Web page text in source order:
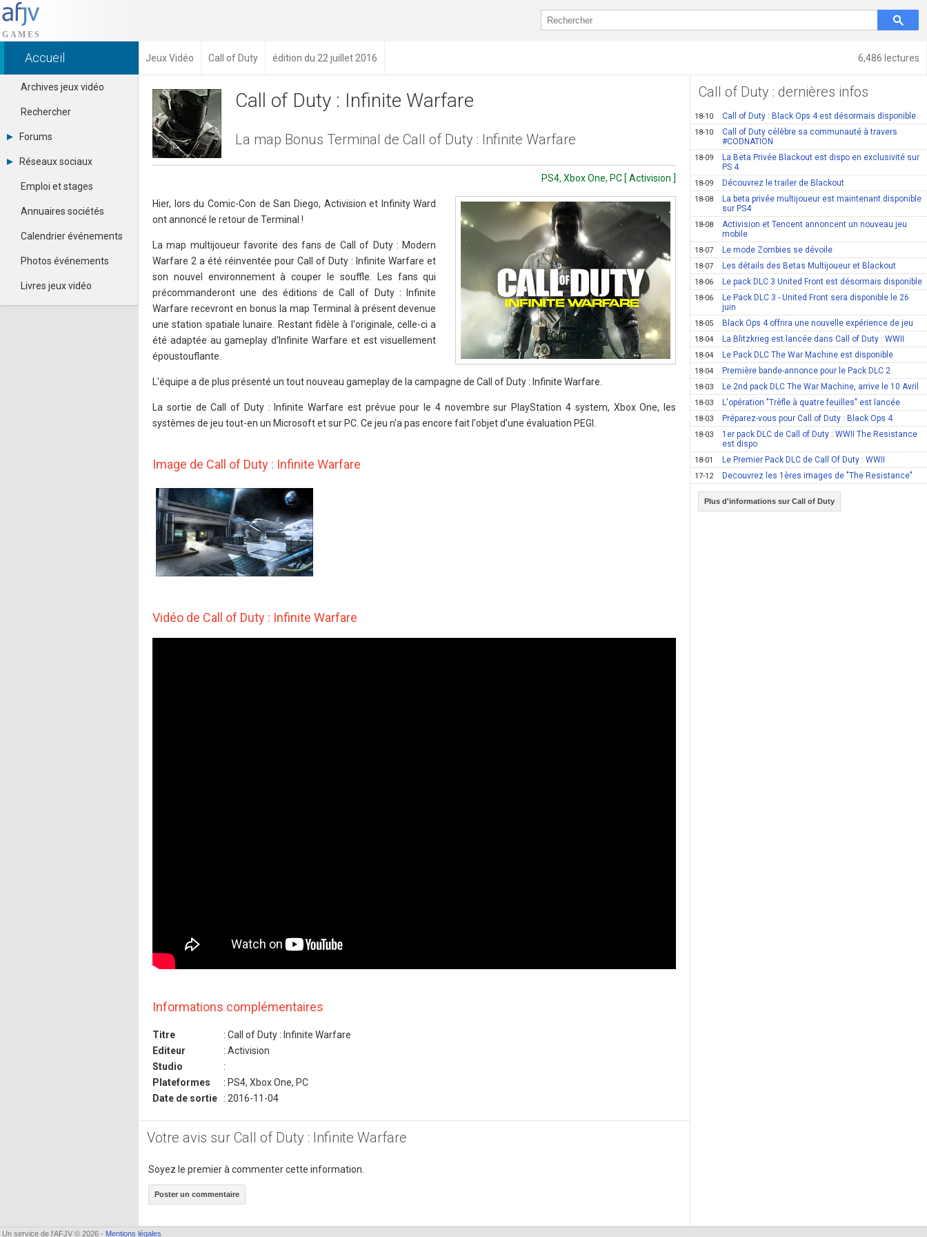
6,486 lectures
Accueil Jeux Vidéo Call of Duty édition du 22 juillet 2016
Archives jeux vidéo
Rechercher
Forums
Tous les forums
Se connecter
Contacter un modérateur
Réseaux sociaux
Dailymotion
Facebook
Google+
Pinterest
Youtube
Emploi et stages
Annuaires sociétés
Calendrier événements
Photos événements
Livres jeux vidéo
Call of Duty : Infinite Warfare
La map Bonus Terminal de Call of Duty : Infinite Warfare
PS4, Xbox One, PC [ Activision ]
Hier, lors du Comic-Con de San Diego, Activision et Infinity Ward
ont annoncé le retour de Terminal !
La map multijoueur favorite des fans de Call of Duty : Modern
Warfare 2 a été réinventée pour Call of Duty : Infinite Warfare et
son nouvel environnement à couper le souffle. Les fans qui
précommanderont une des éditions de Call of Duty : Infinite
Warfare recevront en bonus la map Terminal à présent devenue
une station spatiale lunaire. Restant fidèle à l'originale, celle-ci a
été adaptée au gameplay d'Infinite Warfare et est visuellement
époustouflante.
L'équipe a de plus présenté un tout nouveau gameplay de la campagne de Call of Duty : Infinite Warfare.
La sortie de Call of Duty : Infinite Warfare est prévue pour le 4 novembre sur PlayStation 4 system, Xbox One, les
systèmes de jeu tout-en un Microsoft et sur PC. Ce jeu n'a pas encore fait l'objet d'une évaluation PEGI.
Image de Call of Duty : Infinite Warfare
Vidéo de Call of Duty : Infinite Warfare
Informations complémentaires
Titre
: Call of Duty : Infinite Warfare
Editeur
: Activision
Studio
:
Plateformes
: PS4, Xbox One, PC
Date de sortie
: 2016-11-04
Votre avis sur Call of Duty : Infinite Warfare
Soyez le premier à commenter cette information.
Poster un commentaire
Call of Duty : dernières infos
18-10 Call of Duty : Black Ops 4 est désormais disponible
18-10
Call of Duty célèbre sa communauté à travers
#CODNATION
18-09
La Beta Privée Blackout est dispo en exclusivité sur
PS 4
18-09 Découvrez le trailer de Blackout
18-08
La beta privée multijoueur est maintenant disponible
sur PS4
18-08
Activision et Tencent annoncent un nouveau jeu
mobile
18-07 Le mode Zombies se dévoile
18-07 Les détails des Betas Multijoueur et Blackout
18-06 Le pack DLC 3 United Front est désormais disponible
18-06
Le Pack DLC 3 - United Front sera disponible le 26
juin
18-05 Black Ops 4 offrira une nouvelle expérience de jeu
18-04 La Blitzkrieg est lancée dans Call of Duty : WWII
18-04 Le Pack DLC The War Machine est disponible
18-04 Première bande-annonce pour le Pack DLC 2
18-03 Le 2nd pack DLC The War Machine, arrive le 10 Avril
18-03 L'opération "Trèfle à quatre feuilles" est lancée
18-03 Préparez-vous pour Call of Duty : Black Ops 4
18-03
1er pack DLC de Call of Duty : WWII The Resistance
est dispo
18-01 Le Premier Pack DLC de Call Of Duty : WWII
17-12 Decouvrez les 1ères images de "The Resistance"
Plus d'informations sur Call of Duty
Un service de l'AFJV © 2026 - Mentions légales